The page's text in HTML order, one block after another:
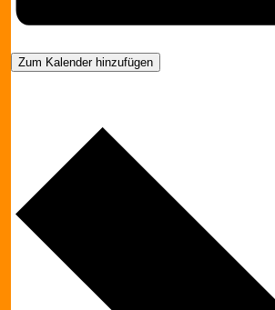
Zum Kalender hinzufügen